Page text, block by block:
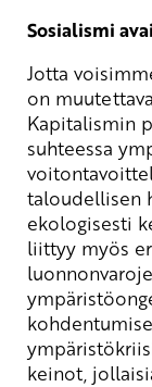
Sosialismi
Jotta
on
Kapitalismin
suhteessa
taloudellisen
ekologisesti
liittyy myös
keinot,